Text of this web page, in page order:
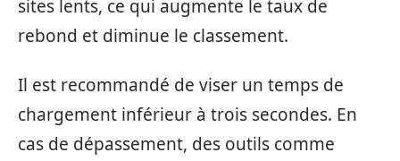
sites lents, ce qui augmente le taux de
rebond et diminue le classement.
Il est recommandé de viser un temps de
chargement inférieur à trois secondes. En
cas de dépassement, des outils comme